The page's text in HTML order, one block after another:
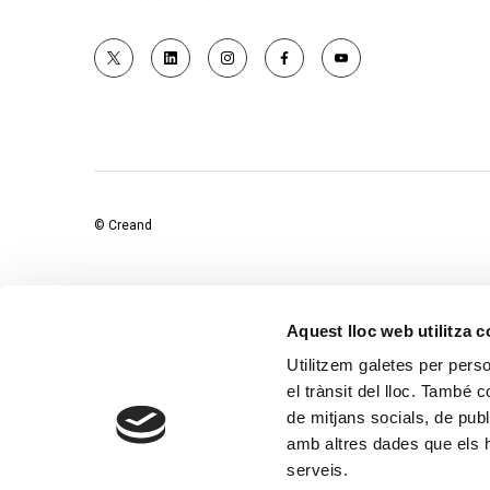
Aquest lloc web utilitza
Utilitzem galetes per
el trànsit del lloc. També
de mitjans socials, de
amb altres dades que els
serveis.
© Creand